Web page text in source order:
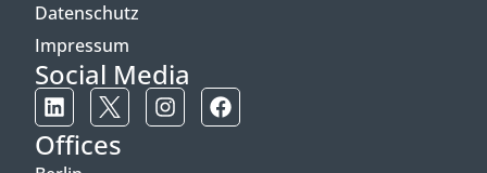
Datenschutz
Impressum
Social Media
Offices